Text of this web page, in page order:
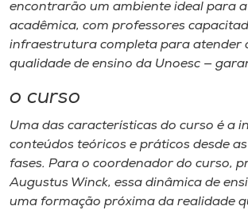
encontrarão um ambiente ideal para
acadêmica, com professores
infraestrutura completa para atender
qualidade de ensino da Unoesc —
o curso
Uma das características do curso é a
conteúdos teóricos e práticos desde
fases. Para o coordenador do curso,
Augustus Winck, essa dinâmica de
uma formação próxima da realidade